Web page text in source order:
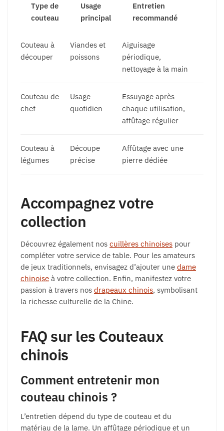
Type de
couteau
Usage
principal
Entretien
recommandé
Couteau à
découper
Viandes et
poissons
Aiguisage
périodique,
nettoyage à la main
Couteau de
chef
Usage
quotidien
Essuyage après
chaque utilisation,
affûtage régulier
Couteau à
légumes
Découpe
précise
Affûtage avec une
pierre dédiée
Accompagnez votre
collection
Découvrez également nos cuillères chinoises pour
compléter votre service de table. Pour les amateurs
de jeux traditionnels, envisagez d’ajouter une dame
chinoise à votre collection. Enfin, manifestez votre
passion à travers nos drapeaux chinois, symbolisant
la richesse culturelle de la Chine.
FAQ sur les Couteaux
chinois
Comment entretenir mon
couteau chinois ?
L’entretien dépend du type de couteau et du
matériau de la lame. Un affûtage périodique et un